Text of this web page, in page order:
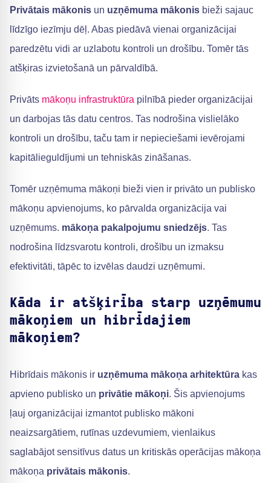
Privātais mākonis un uzņēmuma mākonis bieži sajauc
līdzīgo iezīmju dēļ. Abas piedāvā vienai organizācijai
paredzētu vidi ar uzlabotu kontroli un drošību. Tomēr tās
atšķiras izvietošanā un pārvaldībā.
Privāts mākoņu infrastruktūra pilnībā pieder organizācijai
un darbojas tās datu centros. Tas nodrošina vislielāko
kontroli un drošību, taču tam ir nepieciešami ievērojami
kapitālieguldījumi un tehniskās zināšanas.
Tomēr uzņēmuma mākoņi bieži vien ir privāto un publisko
mākoņu apvienojums, ko pārvalda organizācija vai
uzņēmums. mākoņa pakalpojumu sniedzējs. Tas
nodrošina līdzsvarotu kontroli, drošību un izmaksu
efektivitāti, tāpēc to izvēlas daudzi uzņēmumi.
Kāda ir atšķirība starp uzņēmumu
mākoņiem un hibrīdajiem
mākoņiem?
Hibrīdais mākonis ir uzņēmuma mākoņa arhitektūra kas
apvieno publisko un privātie mākoņi. Šis apvienojums
ļauj organizācijai izmantot publisko mākoni
neaizsargātiem, rutīnas uzdevumiem, vienlaikus
saglabājot sensitīvus datus un kritiskās operācijas mākoņa
mākoņa privātais mākonis.